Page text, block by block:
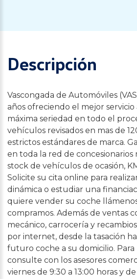
Descripción
Vascongada de Automóviles
años ofreciendo el mejor servicio
máxima seriedad en todo el
vehículos revisados en mas de
estrictos estándares de marca.
en toda la red de concesionarios
stock de vehículos de ocasión,
Solicite su cita online para
dinámica o estudiar una
quiere vender su coche
compramos. Además de ventas
mecánico, carrocería y
por internet, desde la tasación
futuro coche a su domicilio. Para
consulte con los asesores
viernes de 9:30 a 13:00 horas y de